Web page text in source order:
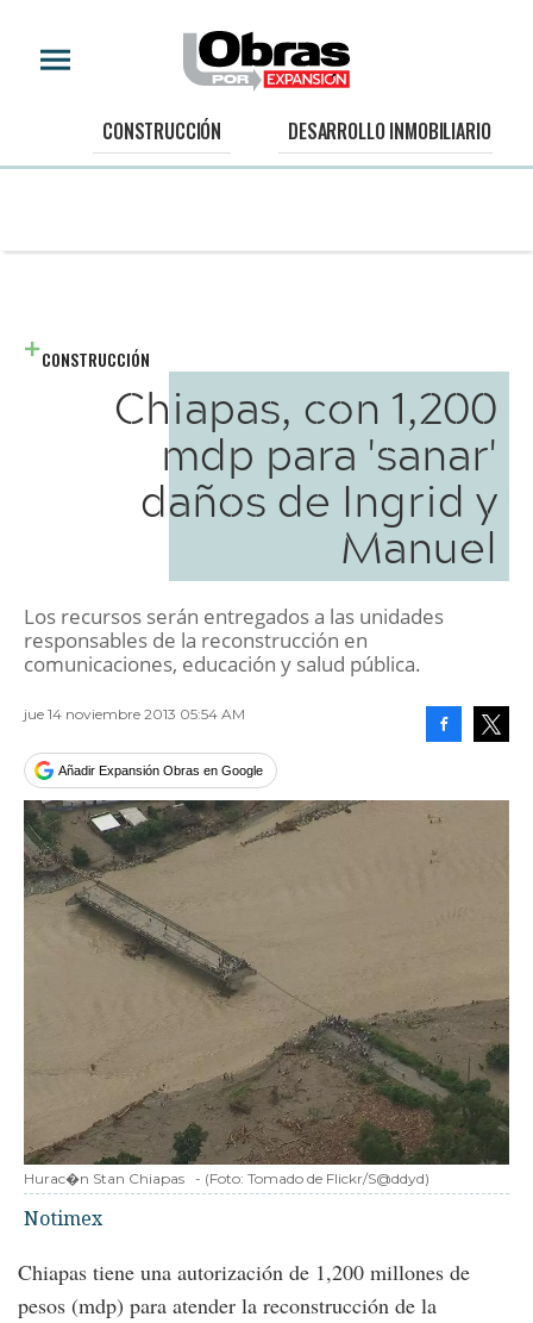
CONSTRUCCIÓN DESARROLLO INMOBILIARIO
CONSTRUCCIÓN
Chiapas, con 1,200
mdp para 'sanar'
daños de Ingrid y
Manuel
Los recursos serán entregados a las unidades
responsables de la reconstrucción en
comunicaciones, educación y salud pública.
jue 14 noviembre 2013 05:54 AM
Añadir Expansión Obras en Google
Hurac�n Stan Chiapas - (Foto: Tomado de Flickr/S@ddyd)
Notimex
Chiapas tiene una autorización de 1,200 millones de
pesos (mdp) para atender la reconstrucción de la